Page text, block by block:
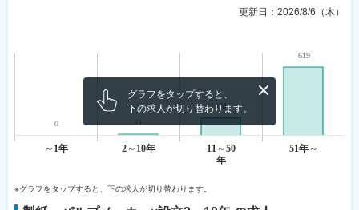
更新日： 2026/8/6（木）
グラフをタップすると、
下の求人が切り替わります。
※グラフをタップすると、下の求人が切り替わります。